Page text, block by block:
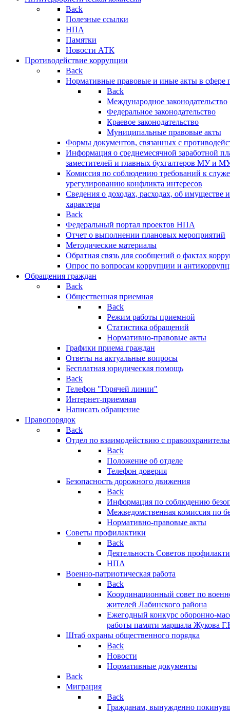
Back
Полезные ссылки
НПА
Памятки
Новости АТК
Противодействие коррупции
Back
Нормативные правовые и иные акты в сфере
Back
Международное законодательство
Федеральное законодательство
Краевое законодательство
Муниципальные правовые акты
Формы документов, связанных с
Информация о среднемесячной заработной
заместителей и главных бухгалтеров МУ и
Комиссия по соблюдению требований к
урегулированию конфликта интересов
Сведения о доходах, расходах, об имуществе
характера
Back
Федеральный портал проектов НПА
Отчет о выполнении плановых мероприятий
Методические материалы
Обратная связь для сообщений о фактах
Опрос по вопросам коррупции и
Обращения граждан
Back
Общественная приемная
Back
Режим работы приемной
Статистика обращений
Нормативно-правовые акты
Графики приема граждан
Ответы на актуальные вопросы
Бесплатная юридическая помощь
Back
Телефон "Горячей линии"
Интернет-приемная
Написать обращение
Правопорядок
Back
Отдел по взаимодействию с
Back
Положение об отделе
Телефон доверия
Безопасность дорожного движения
Back
Информация по соблюдению
Межведомственная комиссия по
Нормативно-правовые акты
Советы профилактики
Back
Деятельность Советов
НПА
Военно-патриотическая работа
Back
Координационный совет по
жителей Лабинского района
Ежегодный конкурс оборонно-
работы памяти маршала Жукова
Штаб охраны общественного порядка
Back
Новости
Нормативные документы
Back
Миграция
Back
Гражданам, вынужденно